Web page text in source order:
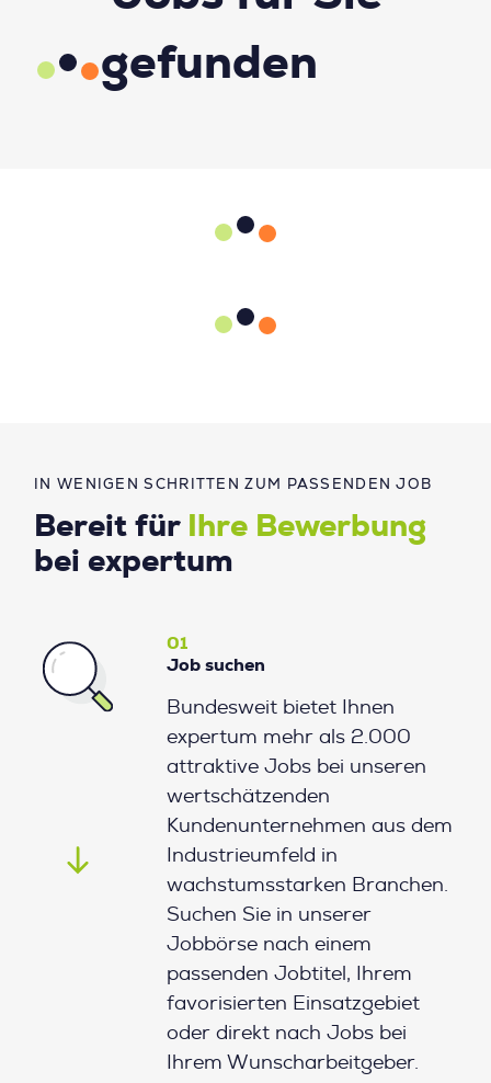
IN WENIGEN SCHRITTEN ZUM PASSENDEN JOB
Bereit für
Ihre Bewerbung
bei expertum
01
Job suchen
Bundesweit bietet Ihnen
expertum mehr als 2.000
attraktive Jobs bei unseren
wertschätzenden
Kundenunternehmen aus dem
Industrieumfeld in
wachstumsstarken Branchen.
Suchen Sie in unserer
Jobbörse nach einem
passenden Jobtitel, Ihrem
favorisierten Einsatzgebiet
oder direkt nach Jobs bei
Ihrem Wunscharbeitgeber.